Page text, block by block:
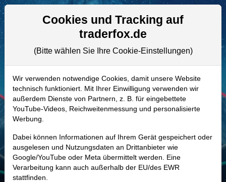
Aktien- und Artikelsuche
A2H5A3 | NVJN–Umicore Aktie
Realtime-Aktienkurs:
-
-
Marktkapitalisierung 5,77 Mrd. EUR
Unternehmenswert 7,22 Mrd. EUR
Cookies und Tracking auf
traderfox.de
(Bitte wählen Sie Ihre Cookie-Einstellungen)
Wir verwenden notwendige Cookies, damit unsere Website
technisch funktioniert. Mit Ihrer Einwilligung verwenden wir
außerdem Dienste von Partnern, z. B. für eingebettete
YouTube-Videos, Reichweitenmessung und personalisierte
Werbung.
Dabei können Informationen auf Ihrem Gerät gespeichert oder
ausgelesen und Nutzungsdaten an Drittanbieter wie
Google/YouTube oder Meta übermittelt werden. Eine
Verarbeitung kann auch außerhalb der EU/des EWR
stattfinden.